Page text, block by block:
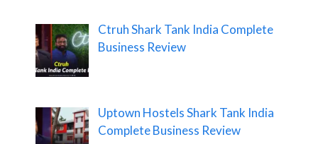
Ctruh Shark Tank India Complete
Business Review
Uptown Hostels Shark Tank India
Complete Business Review